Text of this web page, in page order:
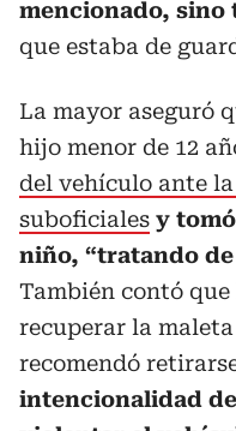
mencionado, sino
que estaba de
La mayor aseguró
hijo menor de 12
del vehículo ante
suboficiales y
niño, “tratando
También contó
recuperar la
recomendó
intencionalidad